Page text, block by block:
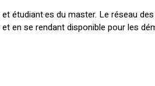
étudiant·es du master. Le réseau
en se rendant disponible pour les